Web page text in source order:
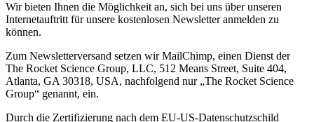
Wir bieten Ihnen die Möglichkeit an, sich bei uns über unseren
Internetauftritt für unsere kostenlosen Newsletter anmelden zu
können.
Zum Newsletterversand setzen wir MailChimp, einen Dienst der
The Rocket Science Group, LLC, 512 Means Street, Suite 404,
Atlanta, GA 30318, USA, nachfolgend nur „The Rocket Science
Group“ genannt, ein.
Durch die Zertifizierung nach dem EU-US-Datenschutzschild